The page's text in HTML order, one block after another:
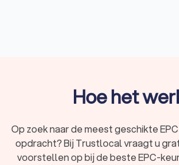
Wat doet een epc-keurder?
Een epc-keurder, ook wel
officieel epc-attest op te stellen. Dit
hoe energiezuinig uw woning of
Het epc bevat onder andere:
een epc-waarde (kWh/m²/jaar):
Hoe het
Op zoek naar de meest geschikte
opdracht? Bij Trustlocal vraagt u
voorstellen op bij de beste EPC-